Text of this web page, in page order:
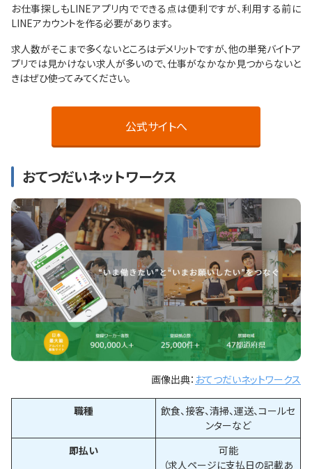
お仕事探しもLINEアプリ内でできる点は便利ですが、利用する前に
LINEアカウントを作る必要があります。
求人数がそこまで多くないところはデメリットですが、他の単発バイトア
プリでは見かけない求人が多いので、仕事がなかなか見つからないと
きはぜひ使ってみてください。
公式サイトへ
おてつだいネットワークス
画像出典： おてつだいネットワークス
職種
飲食、接客、清掃、運送、コールセ
ンターなど
即払い
可能
（求人ページに支払日の記載あ